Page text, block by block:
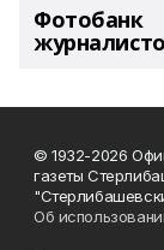
Фотобанк
© 1932-2026
газеты
Об